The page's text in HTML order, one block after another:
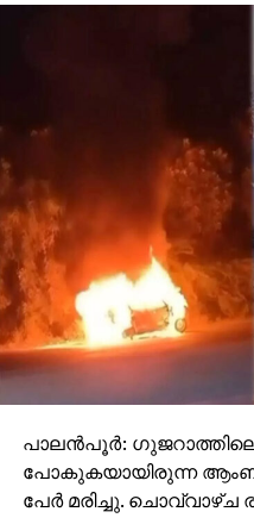
പാലന്‍പൂര്‍:
പോകുകയായിരുന്ന
പേര്‍ മരിച്ചു.